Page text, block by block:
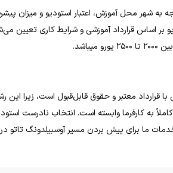
۸۰۰ یورو در ماه شروع می‌شود و با توجه به شهر محل آموزش، اعتبار استودیو و
در هر استودیو بر اساس قرارداد آموزشی و شرایط کاری
معتبر و حقوق قابل‌قبول است، زیرا این
به کارفرما وابسته است. انتخاب نادرست
ما برای پیش بردن مسیر آوسبیلدونگ تاتو